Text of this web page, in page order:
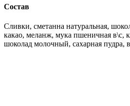
Состав
Сливки, сметанна натуральная,
какао, меланж, мука пшеничная в\с,
шоколад молочный, сахарная пудра,